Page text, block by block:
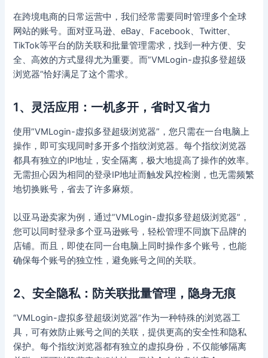
在跨境电商的日常运营中，我们经常需要同时管理多个全球
网站的账号。面对亚马逊、eBay、Facebook、Twitter、
TikTok等平台的防关联和批量管理需求，找到一种方便、安
全、高效的方式显得尤为重要。而”VMLogin-虚拟多登超级
浏览器”恰好满足了这个需求。
1、灵活应用：一机多开，省时又省力
使用”VMLogin-虚拟多登超级浏览器”，您只需在一台电脑上
操作，即可实现同时多开多个指纹浏览器。每个指纹浏览器
都具有独立的IP地址，安全隔离，极大地提高了操作的效率。
无需担心因为相同的登录IP地址而触发风控检测，也无需频繁
地切换账号，省去了许多麻烦。
以亚马逊卖家为例，通过”VMLogin-虚拟多登超级浏览器”，
您可以同时登录多个亚马逊账号，轻松管理不同旗下品牌的
店铺。而且，即使在同一台电脑上同时操作多个账号，也能
确保每个账号的独立性，避免账号之间的关联。
2、安全隐私：防关联批量管理，隐身无痕
“VMLogin-虚拟多登超级浏览器”作为一种特殊的浏览器工
具，可有效防止账号之间的关联，提供更高的安全性和隐私
保护。每个指纹浏览器都有独立的虚拟身份，不仅能够隔离